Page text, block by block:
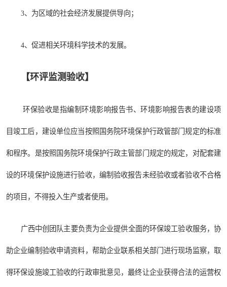
3、为区域的社会经济发展提供导向；
4、促进相关环境科学技术的发展。
【环评监测验收】
环保验收是指编制环境影响报告书、环境影响报告表的建设项
目竣工后，建设单位应当按照国务院环境保护行政管部门规定的标准
和程序。是按照国务院环境保护行政主管部门规定的规定，对配套建
设的环境保护设施进行验收，编制验收报告未经验收或者验收不合格
的项目，不得投入生产或者使用。
广西中创团队主要负责为企业提供全面的环保竣工验收服务，协
助企业编制验收申请资料，帮助企业联系相关部门进行现场监察，取
得环保设施竣工验收的行政审批意见，最终让企业获得合法的运营权